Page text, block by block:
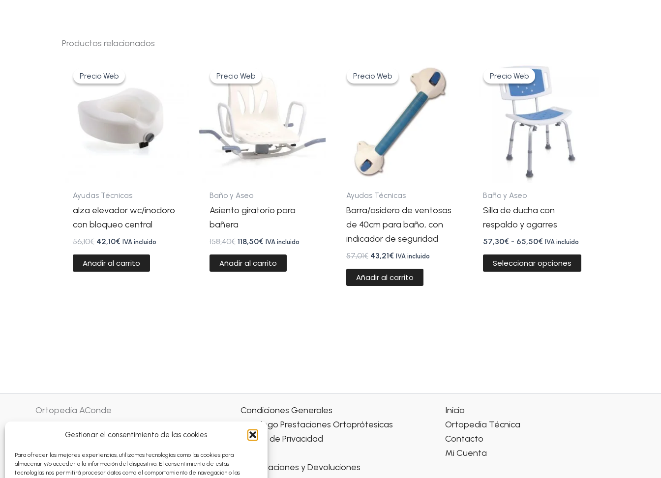
Gestionar el consentimiento de las cookies
Para ofrecer las mejores experiencias, utilizamos tecnologías como las cookies para
almacenar y/o acceder a la información del dispositivo. El consentimiento de estas
tecnologías nos permitirá procesar datos como el comportamiento de navegación o las
Productos relacionados
Precio Web
Precio Web
Ayudas Técnicas
alza elevador wc/inodoro
con bloqueo central
56,10€
precio
original
56,10€.
42,10€
actual
IVA incluido
Añadir al carrito
Precio Web
Precio Web
Baño y Aseo
Asiento giratorio para
bañera
158,40€
precio
original
era:
158,40€.
118,50€
es:
118,50€.
IVA incluido
Añadir al carrito
Precio Web
Precio Web
Ayudas Técnicas
Barra/asidero de ventosas
de 40cm para baño, con
indicador de seguridad
57,01€
precio
original
43,21€
precio
actual
43,21€.
IVA incluido
Añadir al carrito
Precio Web
Precio Web
Baño y Aseo
Silla de ducha con
respaldo y agarres
57,30€ - 65,50€
de
precios:
desde
hasta
65,50€
IVA incluido
Seleccionar opciones
Ortopedia AConde
Montevideo 12 - Lugo
982 24 13 98
info@ortopediaconde.com
Condiciones Generales
Catálogo Prestaciones Ortoprótesicas
Política de Privacidad
Cancelaciones y Devoluciones
Inicio
Ortopedia Técnica
Contacto
Mi Cuenta